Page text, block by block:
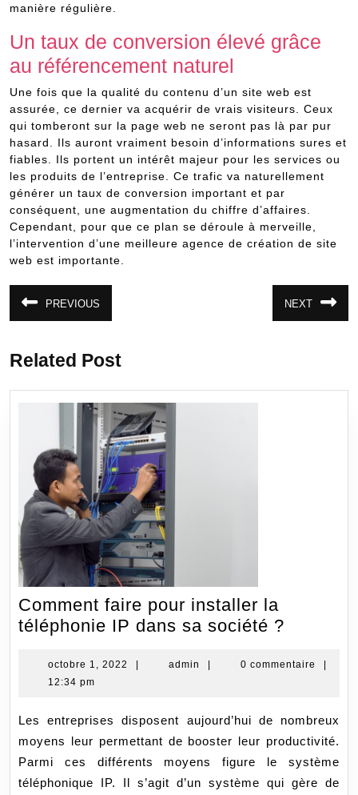
manière régulière.
Un taux de conversion élevé grâce
au référencement naturel
Une fois que la qualité du contenu d’un site web est
assurée, ce dernier va acquérir de vrais visiteurs. Ceux
qui tomberont sur la page web ne seront pas là par pur
hasard. Ils auront vraiment besoin d’informations sures et
fiables. Ils portent un intérêt majeur pour les services ou
les produits de l’entreprise. Ce trafic va naturellement
générer un taux de conversion important et par
conséquent, une augmentation du chiffre d’affaires.
Cependant, pour que ce plan se déroule à merveille,
l’intervention d’une meilleure agence de création de site
web est importante.
Navigation
de
PREVIOUS
précédent
NEXT
suivant
Related Post
Comment faire pour installer la
téléphonie IP dans sa société ?
pour
IP
dans
octobre 1, 2022
octobre
| admin admin
| 0 commentaire
|
12:34 pm
Les entreprises disposent aujourd’hui de nombreux
moyens leur permettant de booster leur productivité.
Parmi ces différents moyens figure le système
téléphonique IP. Il s’agit d’un système qui gère de